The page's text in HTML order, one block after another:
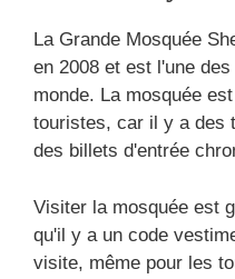
La Grande Mosquée
en 2008 et est l'une
monde. La mosquée
touristes, car il y a des
des billets d'entrée
Visiter la mosquée est
qu'il y a un code
visite, même pour les